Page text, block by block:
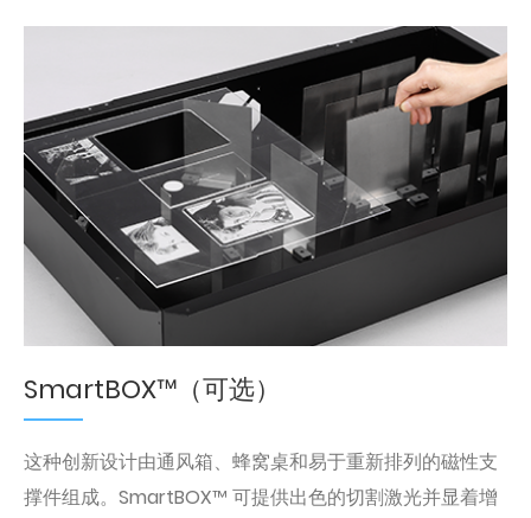
SmartBOX™（可选）
这种创新设计由通风箱、蜂窝桌和易于重新排列的磁性支
撑件组成。SmartBOX™ 可提供出色的切割激光并显着增